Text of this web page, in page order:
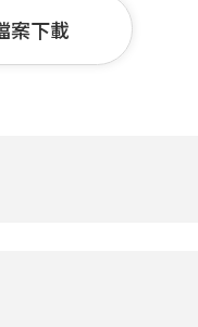
案下載
單，您的發卡銀行是